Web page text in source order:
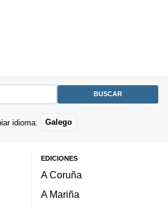
idioma: Galego
EDICIONES
A Coruña
A Mariña